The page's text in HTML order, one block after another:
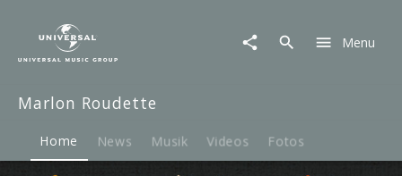
Roudette
Musik
Merch
Menu
Marlon Roudette
Home News Musik Videos Fotos